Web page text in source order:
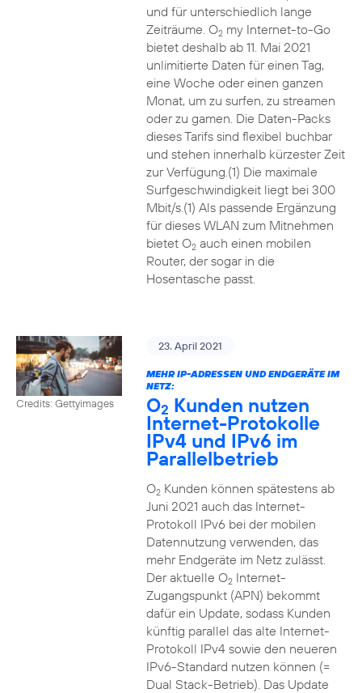
und für unterschiedlich lange
Zeiträume. O2my Internet-to-Go
bietet deshalb ab 11. Mai 2021
unlimitierte Daten für einen Tag,
eine Woche oder einen ganzen
Monat, um zu surfen, zu streamen
oder zu gamen. Die Daten-Packs
dieses Tarifs sind flexibel buchbar
und stehen innerhalb kürzester Zeit
zur Verfügung.(1) Die maximale
Surfgeschwindigkeit liegt bei 300
Mbit/s.(1) Als passende Ergänzung
für dieses WLAN zum Mitnehmen
bietet O2auch einen mobilen
Router, der sogar in die
Hosentasche passt.
Credits: Gettyimages
23. April 2021
MEHR IP-ADRESSEN UND ENDGERÄTE IM
NETZ:
O2 Kunden nutzen
Internet-Protokolle
IPv4 und IPv6 im
Parallelbetrieb
O2Kunden können spätestens ab
Juni 2021 auch das Internet-
Protokoll IPv6 bei der mobilen
Datennutzung verwenden, das
mehr Endgeräte im Netz zulässt.
Der aktuelle O2Internet-
Zugangspunkt (APN) bekommt
dafür ein Update, sodass Kunden
künftig parallel das alte Internet-
Protokoll IPv4 sowie den neueren
IPv6-Standard nutzen können (=
Dual Stack-Betrieb). Das Update